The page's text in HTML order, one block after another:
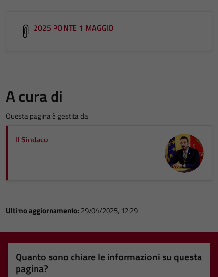
2025 PONTE 1 MAGGIO
A cura di
Questa pagina è gestita da
Il Sindaco
Ultimo aggiornamento: 29/04/2025, 12:29
Quanto sono chiare le informazioni su questa
pagina?